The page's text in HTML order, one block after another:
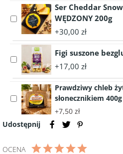
Ketchup
Premium
Łagodny
Select
accessory
Cheddar
Snowdonia
BEECH
WOOD
WĘDZONY
200g
Ser Cheddar
WĘDZONY 200g
+30,00 zł
Select
accessory
suszone
bezglutenowe
BIO
150g
Figi suszone
+17,00 zł
Select
accessory
Prawdziwy
chleb
pełnoziarnisty
Prawdziwy chleb
słonecznikiem 400g
+7,50 zł
Udostępnij
OCENA